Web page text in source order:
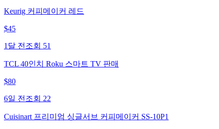
Keurig 커피메이커 레드
$45
1달 전 조회 51
TCL 40인치 Roku 스마트 TV 판매
$80
6일 전 조회 22
Cuisinart 프리미엄 싱글서브 커피메이커 SS-10P1